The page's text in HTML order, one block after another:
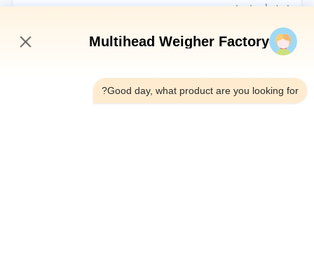
Multihead Weigher Factory
Good day, what product are you looking for?